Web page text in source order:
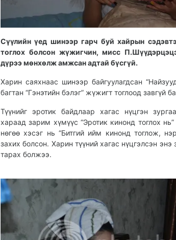
Сүүлийн үед шинээр гарч буй хайрын
тоглох болсон жүжигчин, мисс
дүрээ мөнхөлж амжсан адтай бүсгүй.
Харин саяхнаас шинээр байгуулагдсан
багтан “Гэнэтийн бэлэг” жүжигт тоглоод завгүй
Түүнийг эротик байдлаар хагас нүцгэн
хараад зарим хүмүүс “Эротик кинонд тоглох
нөгөө хэсэг нь “Битгий ийм кинонд тоглож,
захих болсон. Харин түүний хагас нүцгэлсэн энэ
тарах болжээ.